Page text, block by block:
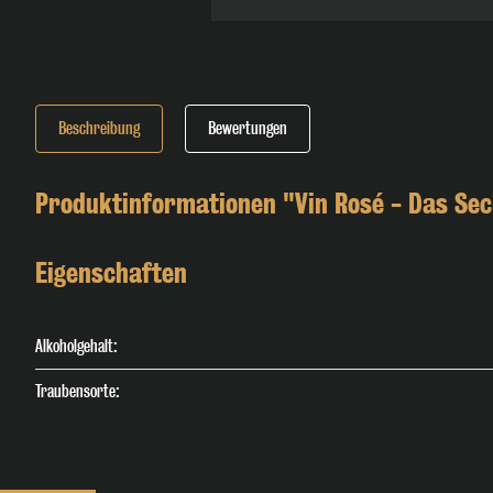
Beschreibung Bewertungen
Produktinformationen "Vin Rosé - Das
Eigenschaften
Alkoholgehalt:
Traubensorte: